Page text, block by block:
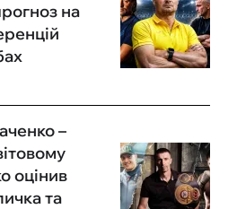
на
–
оцінив
та